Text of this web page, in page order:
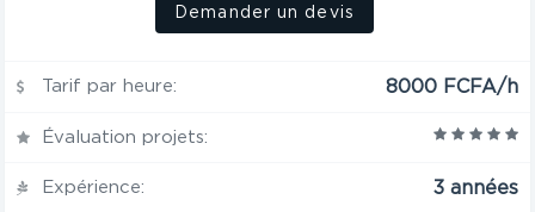
Demander un devis
Tarif par heure: 8000 FCFA/h
Évaluation projets:
Expérience: 3 années